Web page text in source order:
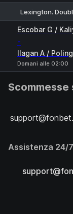
Lexington.
Escobar G /
-
Ilagan A /
Domani alle 02:00
Scommesse
Assistenza 24/7